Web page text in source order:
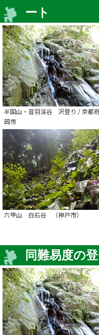
ート
半国山・音羽渓谷 沢登り / 京都
岡市
六甲山 白石谷 （神戸市）
同難易度の